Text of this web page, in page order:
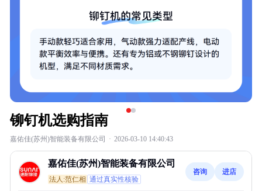
铆钉机选购指南
嘉佑佳(苏州)智能装备有限公司 · 2026-03-10 14:40:43
嘉佑佳(苏州)智能装备有限公司
法人:范仁相 通过真实性核验
咨询 进店